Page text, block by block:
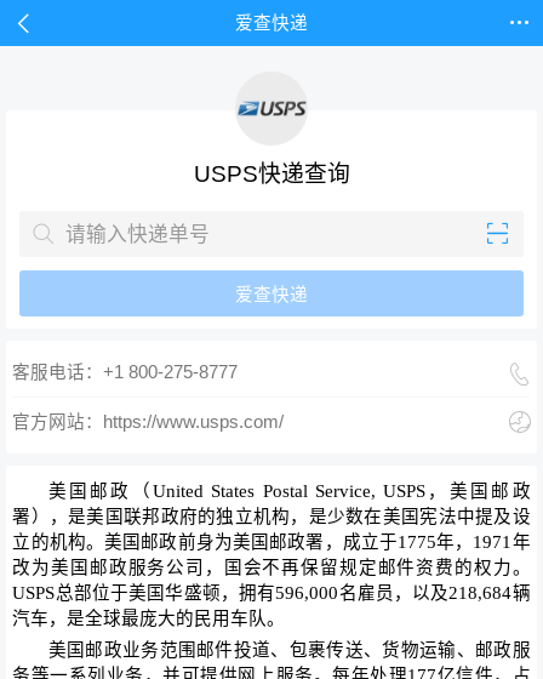
 爱查快递 
USPS快递查询
 
爱查快递
客服电话：+1 800-275-8777 
官方网站：https://www.usps.com/ 
美国邮政 （United States Postal Service,USPS ，美国邮政
署），是美国联邦政府的独立机构，是少数在美国宪法中提及设
立的机构。美国邮政前身为美国邮政署，成立于1775年，1971年
改为美国邮政服务公司，国会不再保留规定邮件资费的权力。
USPS总部位于美国华盛顿，拥有596,000名雇员，以及218,684辆
汽车，是全球最庞大的民用车队。
美国邮政业务范围邮件投道、包裹传送、货物运输、邮政服